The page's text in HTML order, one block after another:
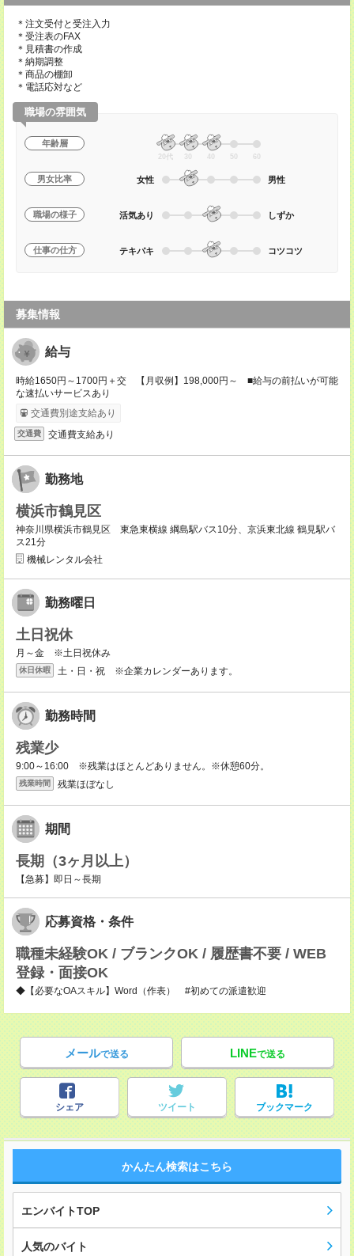
＊注文受付と受注入力
＊受注表のFAX
＊見積書の作成
＊納期調整
＊商品の棚卸
＊電話応対など
職場の雰囲気
年齢層
20代 30 40 50 60
男女比率 女性 男性
職場の様子 活気あり しずか
仕事の仕方 テキパキ コツコツ
募集情報
給与
時給1650円～1700円＋交 【月収例】198,000円～ ■給与の前払いが可能
な速払いサービスあり
交通費別途支給あり
交通費 交通費支給あり
勤務地
横浜市鶴見区
神奈川県横浜市鶴見区 東急東横線 綱島駅バス10分、京浜東北線 鶴見駅バ
ス21分
機械レンタル会社
勤務曜日
土日祝休
月～金 ※土日祝休み
休日休暇 土・日・祝 ※企業カレンダーあります。
勤務時間
残業少
9:00～16:00 ※残業はほとんどありません。※休憩60分。
残業時間 残業ほぼなし
期間
長期（3ヶ月以上）
【急募】即日～長期
応募資格・条件
職種未経験OK / ブランクOK / 履歴書不要 / WEB
登録・面接OK
◆【必要なOAスキル】Word（作表） #初めての派遣歓迎
メールで送る LINEで送る
シェア ツイート ブックマーク
かんたん検索はこちら
エンバイトTOP
人気のバイト